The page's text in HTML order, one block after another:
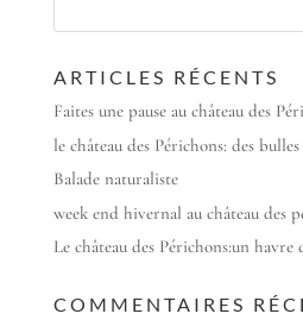
ARTICLES RÉCENTS
Faites une pause au château des
le château des Périchons: des
Balade naturaliste
week end hivernal au château des
Le château des Périchons:un havre
COMMENTAIRES